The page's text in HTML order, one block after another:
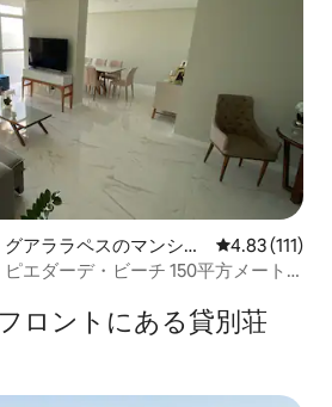
アララペスのマンショ
レビュー111
4.83 (111)
エダーデ・ビーチ 150平方メート
ロントにある貸別荘